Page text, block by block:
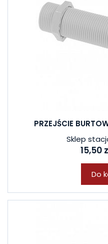
PRZEJŚCIE
Sklep
15,50
Do